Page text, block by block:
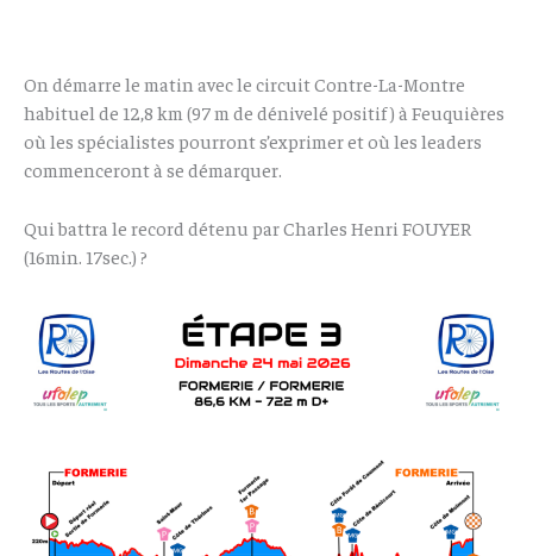
On démarre le matin avec le circuit Contre-La-Montre
habituel de 12,8 km (97 m de dénivelé positif ) à Feuquières
où les spécialistes pourront s’exprimer et où les leaders
commenceront à se démarquer.
Qui battra le record détenu par Charles Henri FOUYER
(16min. 17sec.) ?